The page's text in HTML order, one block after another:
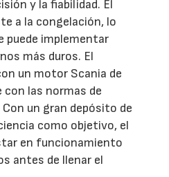
y la fiabilidad. El
a la congelación, lo
puede implementar
más duros. El
un motor Scania de
las normas de
un gran depósito de
como objetivo, el
en funcionamiento
antes de llenar el